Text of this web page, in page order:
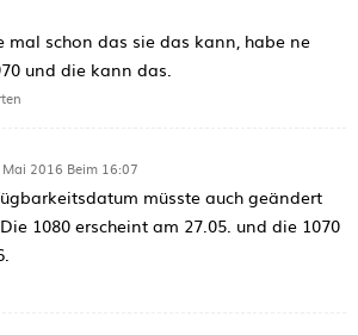
mal schon das sie das kann, habe ne
und die kann das.
Mai 2016 Beim 16:07
müsste auch geändert
1080 erscheint am 27.05. und die 1070